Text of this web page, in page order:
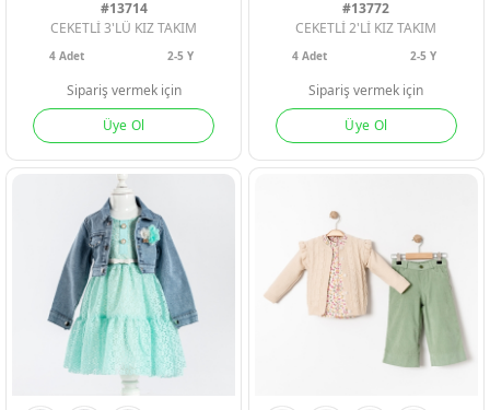
PEMBE BEYAZ HARDAL
#13714
CEKETLİ 3'LÜ KIZ TAKIM
4Adet 2-5 Y
Sipariş vermek için
Üye Ol
BEYAZ MİNT
#13772
CEKETLİ 2'Lİ KIZ TAKIM
4 Adet 2-5 Y
Sipariş vermek için
Üye Ol